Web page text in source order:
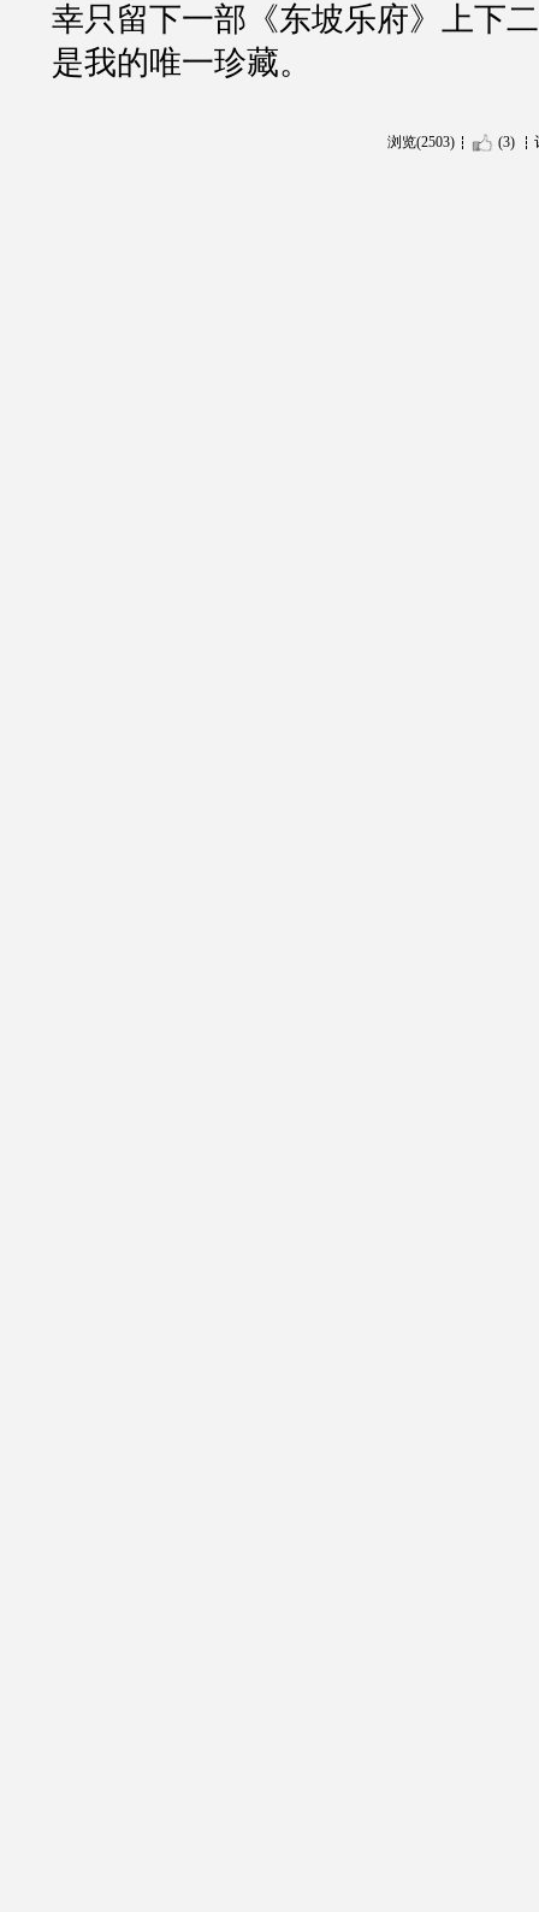
幸只留下一部《东坡乐府》上下
是我的唯一珍藏。
浏览(2503) (3)